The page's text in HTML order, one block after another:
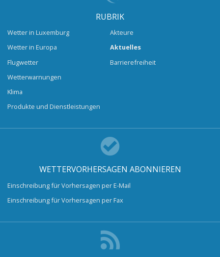
RUBRIK
Wetter in Luxemburg
Wetter in Europa
Flugwetter
Wetterwarnungen
Klima
Produkte und Dienstleistungen
Akteure
Aktuelles
Barrierefreiheit
WETTERVORHERSAGEN ABONNIEREN
Einschreibung für Vorhersagen per E-Mail
Einschreibung für Vorhersagen per Fax